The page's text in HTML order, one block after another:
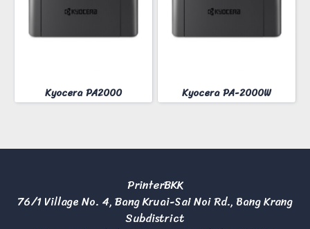
Kyocera PA2000 Kyocera PA-2000W
PrinterBKK
76/1 Village No. 4, Bang Kruai-Sai Noi Rd., Bang Krang
Subdistrict